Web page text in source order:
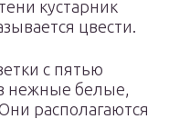
кустарник
цвести.
с пятью
нежные белые,
располагаются